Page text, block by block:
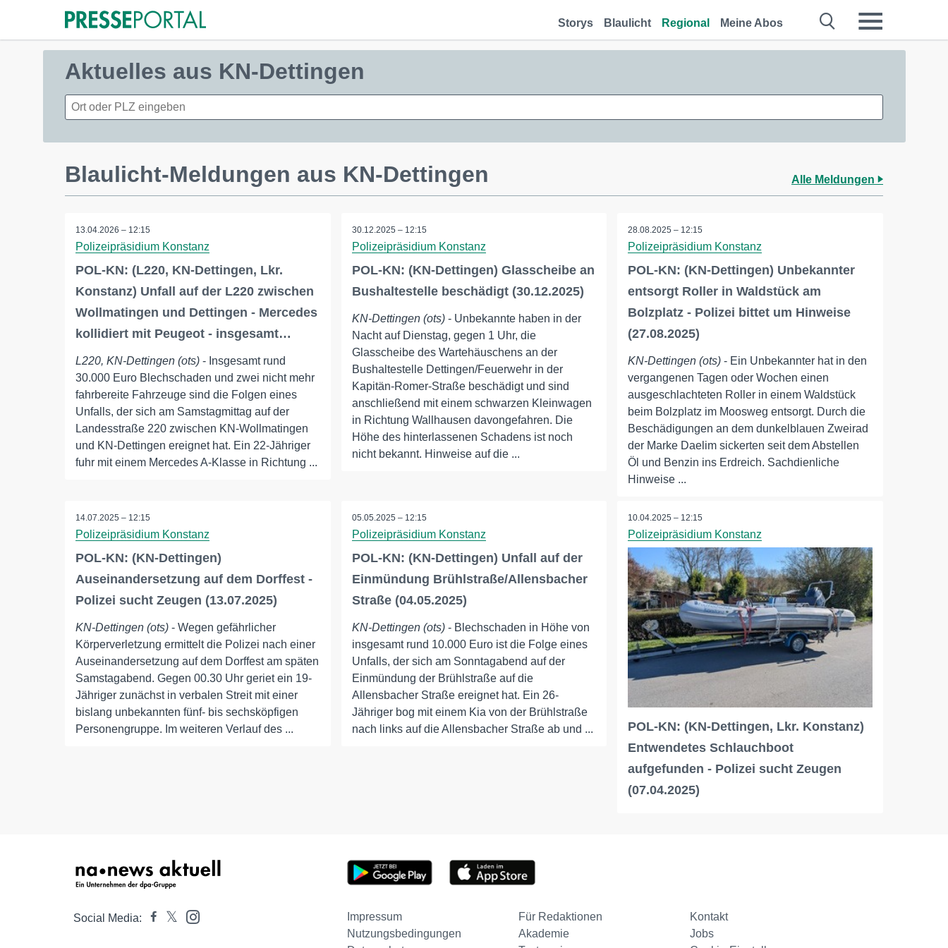
Storys Blaulicht Regional Meine Abos
Aktuelles aus KN-Dettingen
Blaulicht-Meldungen aus KN-Dettingen Alle Meldungen
13.04.2026 – 12:15
Polizeipräsidium Konstanz
POL-KN: (L220, KN-Dettingen, Lkr.
Konstanz) Unfall auf der L220 zwischen
Wollmatingen und Dettingen - Mercedes
kollidiert mit Peugeot - insgesamt…
L220, KN-Dettingen (ots) - Insgesamt rund
30.000 Euro Blechschaden und zwei nicht mehr
fahrbereite Fahrzeuge sind die Folgen eines
Unfalls, der sich am Samstagmittag auf der
Landesstraße 220 zwischen KN-Wollmatingen
und KN-Dettingen ereignet hat. Ein 22-Jähriger
fuhr mit einem Mercedes A-Klasse in Richtung ...
30.12.2025 – 12:15
Polizeipräsidium Konstanz
POL-KN: (KN-Dettingen) Glasscheibe an
Bushaltestelle beschädigt (30.12.2025)
KN-Dettingen (ots)- Unbekannte haben in der
Nacht auf Dienstag, gegen 1 Uhr, die
Glasscheibe des Wartehäuschens an der
Bushaltestelle Dettingen/Feuerwehr in der
Kapitän-Romer-Straße beschädigt und sind
anschließend mit einem schwarzen Kleinwagen
in Richtung Wallhausen davongefahren. Die
Höhe des hinterlassenen Schadens ist noch
nicht bekannt. Hinweise auf die ...
28.08.2025 – 12:15
Polizeipräsidium Konstanz
POL-KN: (KN-Dettingen) Unbekannter
entsorgt Roller in Waldstück am
Bolzplatz - Polizei bittet um Hinweise
(27.08.2025)
KN-Dettingen (ots) - Ein Unbekannter hat in den
vergangenen Tagen oder Wochen einen
ausgeschlachteten Roller in einem Waldstück
beim Bolzplatz im Moosweg entsorgt. Durch die
Beschädigungen an dem dunkelblauen Zweirad
der Marke Daelim sickerten seit dem Abstellen
Öl und Benzin ins Erdreich. Sachdienliche
Hinweise ...
14.07.2025 – 12:15
Polizeipräsidium Konstanz
POL-KN: (KN-Dettingen)
Auseinandersetzung auf dem Dorffest -
Polizei sucht Zeugen (13.07.2025)
KN-Dettingen (ots) - Wegen gefährlicher
Körperverletzung ermittelt die Polizei nach einer
Auseinandersetzung auf dem Dorffest am späten
Samstagabend. Gegen 00.30 Uhr geriet ein 19-
Jähriger zunächst in verbalen Streit mit einer
bislang unbekannten fünf- bis sechsköpfigen
Personengruppe. Im weiteren Verlauf des ...
05.05.2025 – 12:15
Polizeipräsidium Konstanz
POL-KN: (KN-Dettingen) Unfall auf der
Einmündung Brühlstraße/Allensbacher
Straße (04.05.2025)
KN-Dettingen (ots)- Blechschaden in Höhe von
insgesamt rund 10.000 Euro ist die Folge eines
Unfalls, der sich am Sonntagabend auf der
Einmündung der Brühlstraße auf die
Allensbacher Straße ereignet hat. Ein 26-
Jähriger bog mit einem Kia von der Brühlstraße
nach links auf die Allensbacher Straße ab und ...
10.04.2025 – 12:15
Polizeipräsidium Konstanz
POL-KN: (KN-Dettingen, Lkr. Konstanz)
Entwendetes Schlauchboot
aufgefunden - Polizei sucht Zeugen
(07.04.2025)
Social Media: Impressum Für Redaktionen
Kontakt
Nutzungsbedingungen
Akademie
Jobs